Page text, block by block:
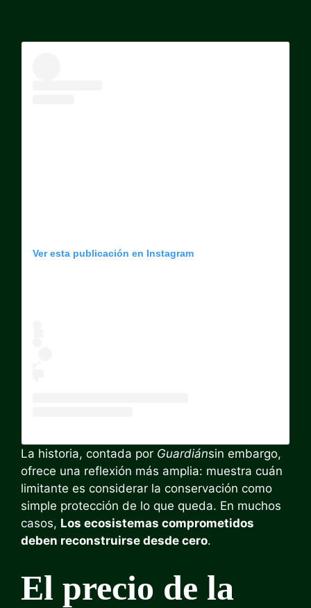
Ver esta publicación en Instagram
La historia, contada por Guardiánsin embargo,
ofrece una reflexión más amplia: muestra cuán
limitante es considerar la conservación como
simple protección de lo que queda. En muchos
casos, Los ecosistemas comprometidos
deben reconstruirse desde cero.
El precio de la